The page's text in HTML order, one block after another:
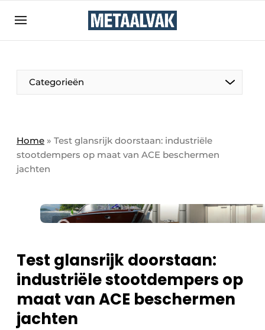
Bedrijven
Contact
Eigen content aanleveren
Evenement aanmelden
Nieuwsbrief
Privacy / Cookie statement
Vacature aanmelden
Vacatures
Video’s
Categorieën
Home » Test glansrijk doorstaan: industriële
stootdempers op maat van ACE beschermen
jachten
Test glansrijk doorstaan:
industriële stootdempers op
maat van ACE beschermen
jachten